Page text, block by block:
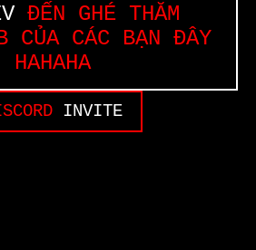
ĐẾN GHÉ THĂM
CỦA CÁC BẠN ĐÂY
HAHAHA
INVITE